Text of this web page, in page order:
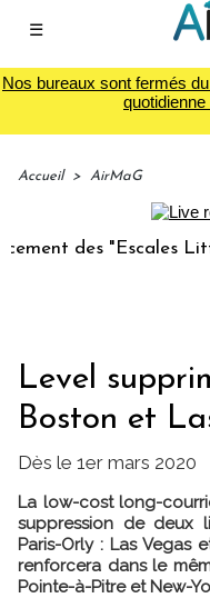
☰
Nos bureaux sont fermés
Accueil > AirMaG
des "Escales
Level
Boston et
Dès le 1er mars 2020
La low-cost long-
suppression de deux
Paris-Orly : Las Vegas
renforcera dans le
Pointe-à-Pitre et New-